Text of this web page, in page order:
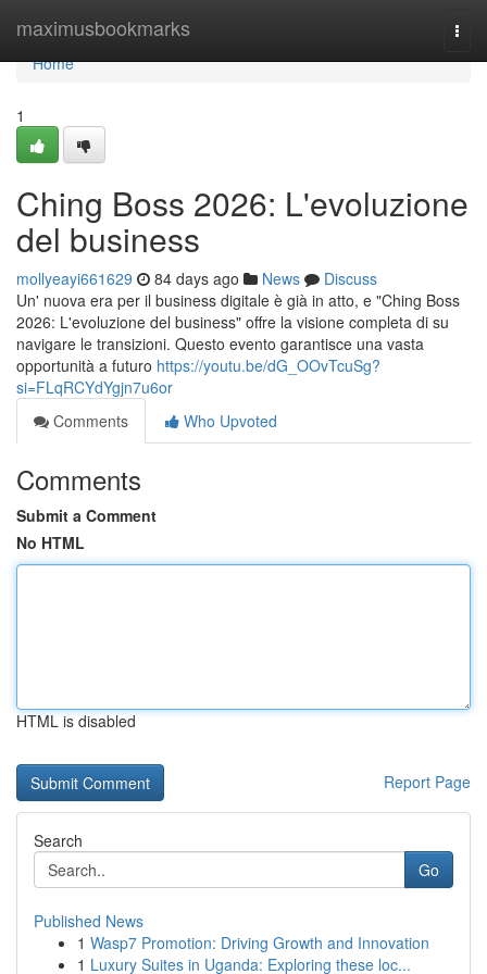
maximusbookmarks
Home
Home
1
Ching Boss 2026: L'evoluzione
del business
mollyeayi661629 84 days ago News
Discuss
Un' nuova era per il business digitale è già in atto, e "Ching Boss
2026: L'evoluzione del business" offre la visione completa di su
navigare le transizioni. Questo evento garantisce una vasta
opportunità a futuro https://youtu.be/dG_OOvTcuSg?
si=FLqRCYdYgjn7u6or
Comments
Who Upvoted
Comments
Submit a Comment
No HTML
HTML is disabled
Report Page
Search
Go
Published News
1 Wasp7 Promotion: Driving Growth and Innovation
1 Luxury Suites in Uganda: Exploring these loc...